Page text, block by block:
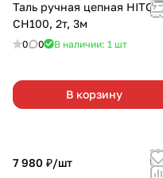
Таль ручная цепная HITCH
CH100, 2т, 3м
0 0 В наличии: 1 шт
В корзину
7 980 ₽/шт